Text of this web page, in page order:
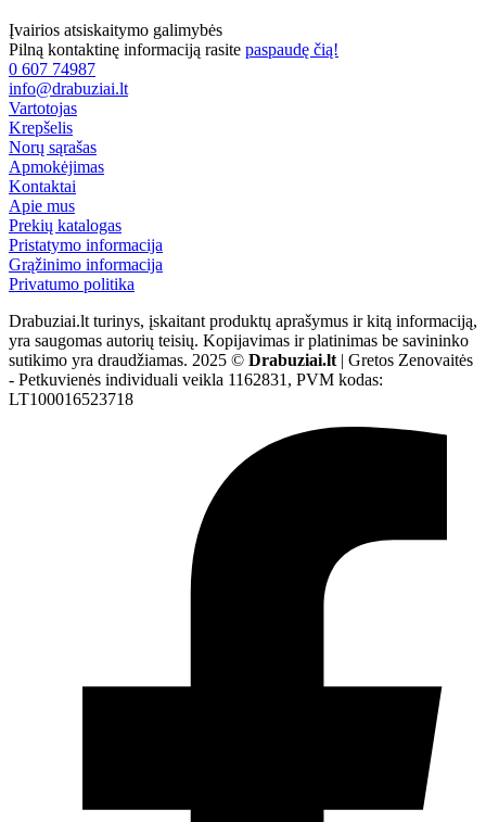
Įvairios atsiskaitymo galimybės
Pilną kontaktinę informaciją rasite paspaudę čią!
0 607 74987
info@drabuziai.lt
Vartotojas
Krepšelis
Norų sąrašas
Apmokėjimas
Kontaktai
Apie mus
Prekių katalogas
Pristatymo informacija
Grąžinimo informacija
Privatumo politika
Drabuziai.lt turinys, įskaitant produktų aprašymus ir kitą informaciją,
yra saugomas autorių teisių. Kopijavimas ir platinimas be savininko
sutikimo yra draudžiamas. 2025 © Drabuziai.lt | Gretos Zenovaitės
- Petkuvienės individuali veikla 1162831, PVM kodas:
LT100016523718